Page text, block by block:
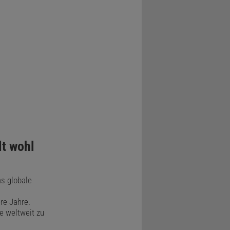
Pazifik
Kern
Mitte
wohl
globale
Jahre.
weltweit zu